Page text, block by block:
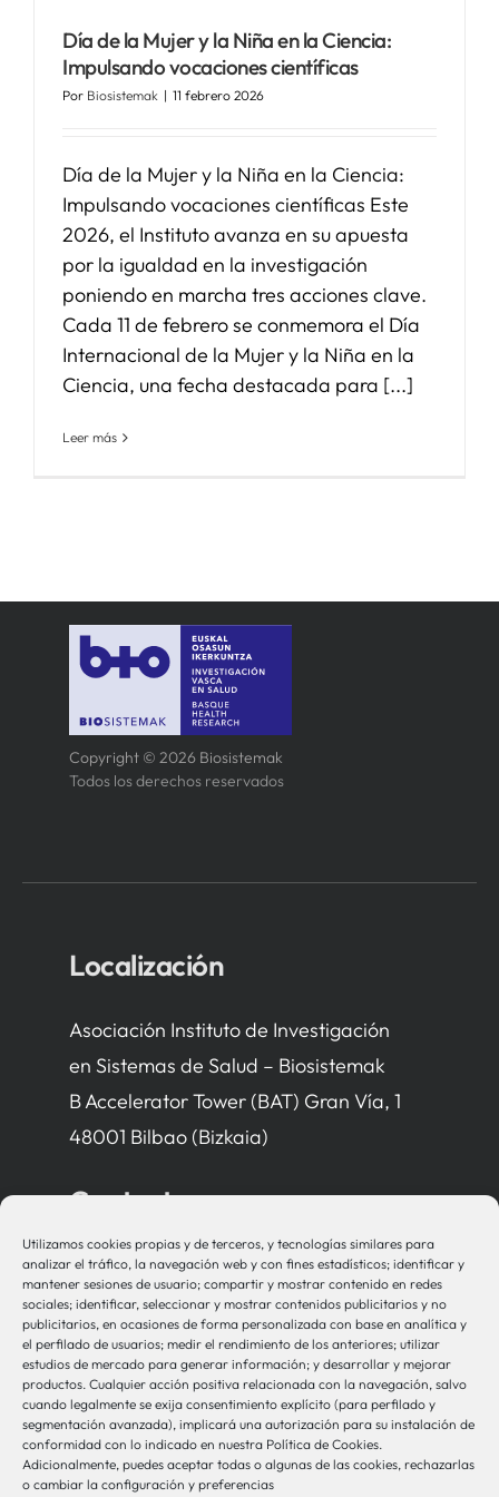
Utilizamos cookies propias y de terceros, y tecnologías similares para
analizar el tráfico, la navegación web y con fines estadísticos; identificar y
mantener sesiones de usuario; compartir y mostrar contenido en redes
sociales; identificar, seleccionar y mostrar contenidos publicitarios y no
publicitarios, en ocasiones de forma personalizada con base en analítica y
el perfilado de usuarios; medir el rendimiento de los anteriores; utilizar
estudios de mercado para generar información; y desarrollar y mejorar
productos. Cualquier acción positiva relacionada con la navegación, salvo
cuando legalmente se exija consentimiento explícito (para perfilado y
segmentación avanzada), implicará una autorización para su instalación de
conformidad con lo indicado en nuestra Política de Cookies.
Adicionalmente, puedes aceptar todas o algunas de las cookies, rechazarlas
o cambiar la configuración y preferencias
SERVICIOS
NOTICIAS
Día de la Mujer y la Niña en la Ciencia:
Impulsando vocaciones científicas
Por Biosistemak | 11 febrero 2026
Día de la Mujer y la Niña en la Ciencia:
Impulsando vocaciones científicas Este
2026, el Instituto avanza en su apuesta
por la igualdad en la investigación
poniendo en marcha tres acciones clave.
Cada 11 de febrero se conmemora el Día
Internacional de la Mujer y la Niña en la
Ciencia, una fecha destacada para [...]
Leer más
Copyright © 2026 Biosistemak
Todos los derechos reservados
Localización
Asociación Instituto de Investigación
en Sistemas de Salud – Biosistemak
B Accelerator Tower (BAT) Gran Vía, 1
48001 Bilbao (Bizkaia)
Contacto
bio-sistemak@bio-sistemak.eus
944 00 77 90
Otros Enlaces
Osakidetza